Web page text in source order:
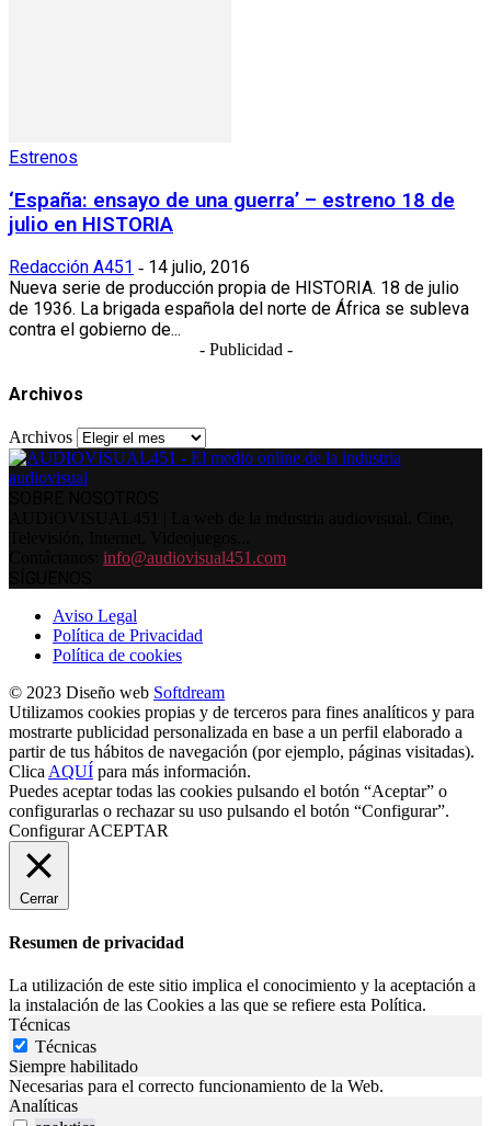
Estrenos
‘España: ensayo de una guerra’ – estreno 18 de
julio en HISTORIA
Redacción A451 - 14 julio, 2016
Nueva serie de producción propia de HISTORIA. 18 de julio
de 1936. La brigada española del norte de África se subleva
contra el gobierno de...
- Publicidad -
Archivos
Archivos
info@audiovisual451.com
Aviso Legal
Política de Privacidad
Política de cookies
© 2023 Diseño web Softdream
Utilizamos cookies propias y de terceros para fines analíticos y para
mostrarte publicidad personalizada en base a un perfil elaborado a
partir de tus hábitos de navegación (por ejemplo, páginas visitadas).
Clica AQUÍ para más información.
Puedes aceptar todas las cookies pulsando el botón “Aceptar” o
configurarlas o rechazar su uso pulsando el botón “Configurar”.
Configurar ACEPTAR
Cerrar
Resumen de privacidad
La utilización de este sitio implica el conocimiento y la aceptación a
la instalación de las Cookies a las que se refiere esta Política.
Técnicas
Técnicas
Siempre habilitado
Necesarias para el correcto funcionamiento de la Web.
Analíticas